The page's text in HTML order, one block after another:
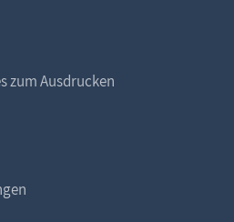
zum Ausdrucken